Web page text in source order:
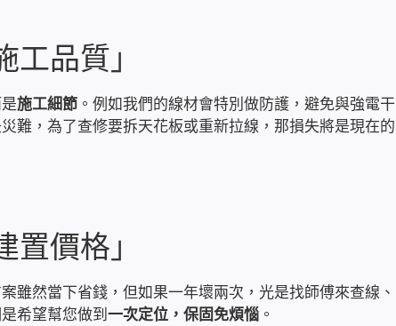
品質」
施工細節。例如我們的線材會特別做防護，避免與強電干
難，為了查修要拆天花板或重新拉線，那損失將是現在的
價格」
雖然當下省錢，但如果一年壞兩次，光是找師傅來查線、
希望幫您做到一次定位，保固免煩惱。